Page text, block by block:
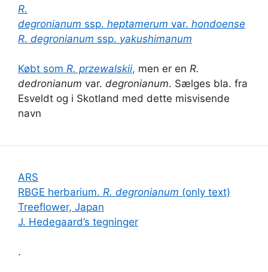
R.
degronianum ssp. heptamerum var. hondoense
R. degronianum ssp. yakushimanum
Købt som R. przewalskii, men er en R.
dedronianum var. degronianum. Sælges bla. fra
Esveldt og i Skotland med dette misvisende
navn
ARS
RBGE herbarium. R. degronianum (only text)
Treeflower, Japan
J. Hedegaard’s tegninger
.